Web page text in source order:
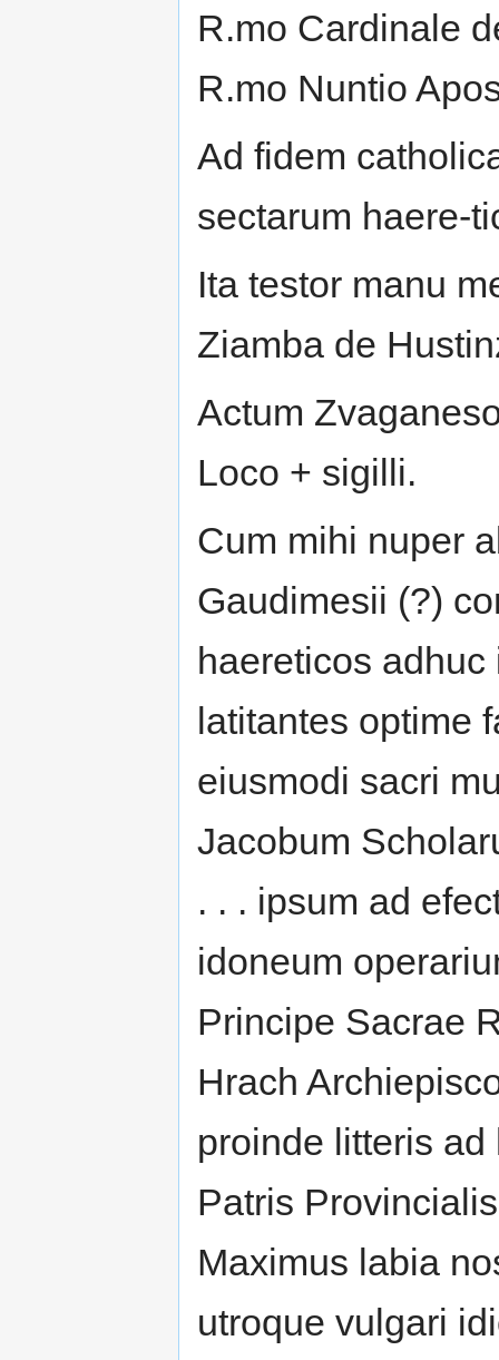
R.mo Cardinale
R.mo Nuntio
Ad fidem
sectarum haere-
Ita testor manu
Ziamba de
Actum
Loco + sigilli.
Cum mihi nuper
Gaudimesii (?)
haereticos
latitantes optime
eiusmodi sacri
Jacobum
. . . ipsum ad
idoneum
Principe Sacrae
Hrach
proinde litteris
Patris
Maximus labia
utroque vulgari